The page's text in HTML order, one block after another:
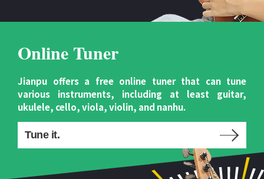
Online Tuner
Jianpu offers a free online tuner that can tune
various instruments, including at least guitar,
ukulele, cello, viola, violin, and nanhu.
Tune it.